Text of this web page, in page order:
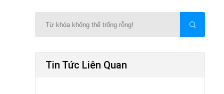
Tin Tức Liên Quan